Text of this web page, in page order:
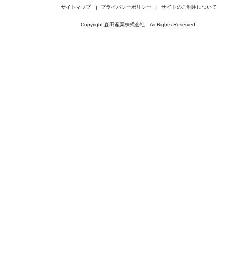
サイトマップ プライバシーポリシー サイトのご利用について
Copyright 森田産業株式会社 Aii Rights Reserved.